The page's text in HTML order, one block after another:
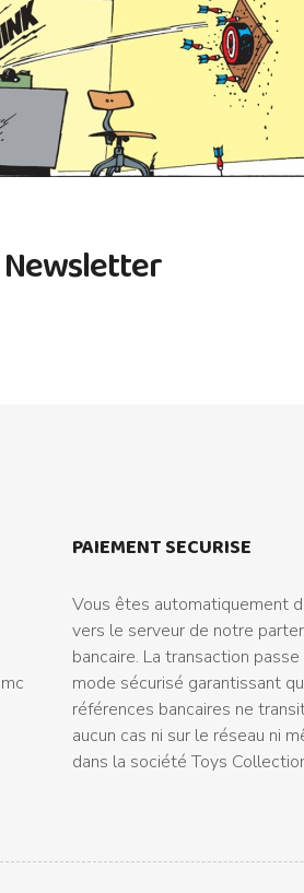
Newsletter
PAIEMENT SECURISE
Vous êtes automatiquement
vers le serveur de notre
bancaire. La transaction passe
mode sécurisé garantissant
références bancaires ne
aucun cas ni sur le réseau ni
dans la société Toys